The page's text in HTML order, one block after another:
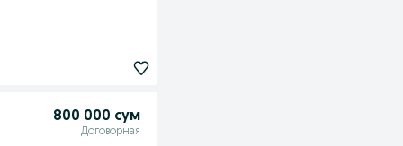
800 000 сум
Договорная